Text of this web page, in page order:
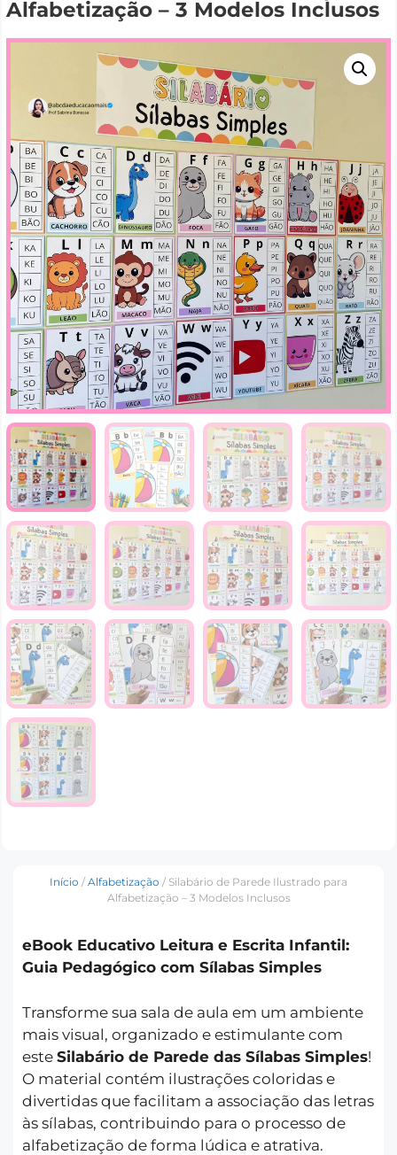
Alfabetização – 3 Modelos Inclusos
Início / Alfabetização / Silabário de Parede Ilustrado para
Alfabetização – 3 Modelos Inclusos
eBook Educativo Leitura e Escrita Infantil:
Guia Pedagógico com Sílabas Simples
Transforme sua sala de aula em um ambiente
mais visual, organizado e estimulante com
este Silabário de Parede das Sílabas Simples!
O material contém ilustrações coloridas e
divertidas que facilitam a associação das letras
às sílabas, contribuindo para o processo de
alfabetização de forma lúdica e atrativa.